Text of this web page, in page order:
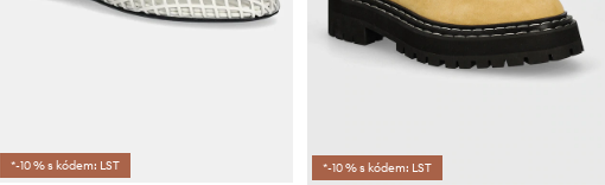
*-10 % s kódem: LST *-10 % s kódem: LST